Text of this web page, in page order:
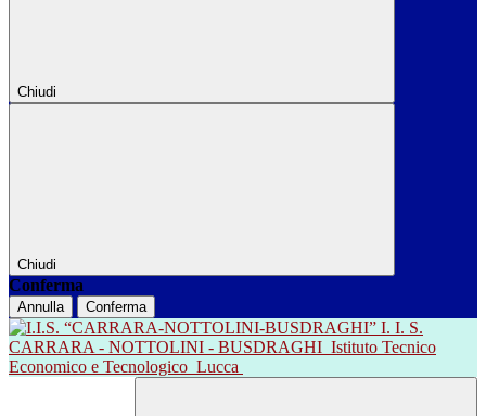
Chiudi
Chiudi
Conferma
Annulla Conferma
I. I. S.
CARRARA - NOTTOLINI - BUSDRAGHI Istituto Tecnico
Economico e Tecnologico Lucca